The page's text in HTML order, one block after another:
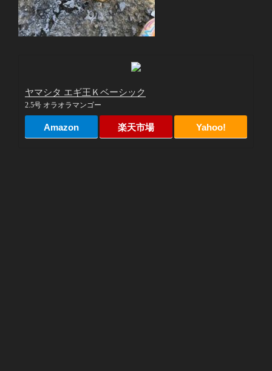
ヤマシタ エギ王Ｋベーシック
2.5号 オラオラマンゴー
Amazon 楽天市場 Yahoo!